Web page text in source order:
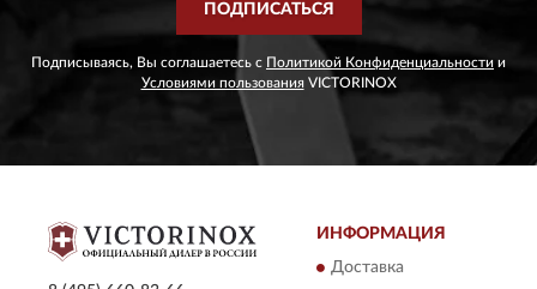
ПОДПИСАТЬСЯ
Подписываясь, Вы соглашаетесь с Политикой Конфиденциальности и
Условиями пользованияVICTORINOX
ИНФОРМАЦИЯ
Доставка